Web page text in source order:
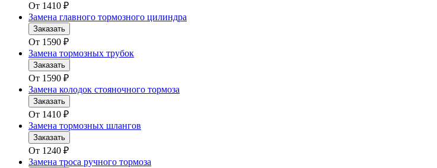
От 1410 ₽
Замена главного тормозного цилиндра
Заказать
От 1590 ₽
Замена тормозных трубок
Заказать
От 1590 ₽
Замена колодок стояночного тормоза
Заказать
От 1410 ₽
Замена тормозных шлангов
Заказать
От 1240 ₽
Замена троса ручного тормоза